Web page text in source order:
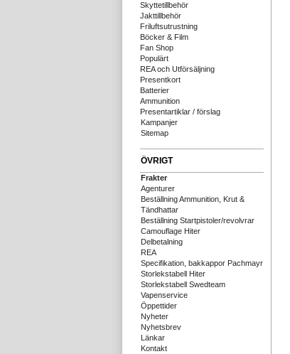
Skyttetillbehör
Jakttillbehör
Friluftsutrustning
Böcker & Film
Fan Shop
Populärt
REA och Utförsäljning
Presentkort
Batterier
Ammunition
Presentartiklar / förslag
Kampanjer
Sitemap
ÖVRIGT
Frakter
Agenturer
Beställning Ammunition, Krut &
Tändhattar
Beställning Startpistoler/revolvrar
Camouflage Hiter
Delbetalning
REA
Specifikation, bakkappor Pachmayr
Storlekstabell Hiter
Storlekstabell Swedteam
Vapenservice
Öppettider
Nyheter
Nyhetsbrev
Länkar
Kontakt